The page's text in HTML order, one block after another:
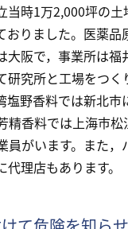
当時1万2,000坪の
おりました。医薬品
大阪で，事業所は福
研究所と工場をつく
塩野香料では新北市
精香料では上海市
員がいます。また，
理店もあります。